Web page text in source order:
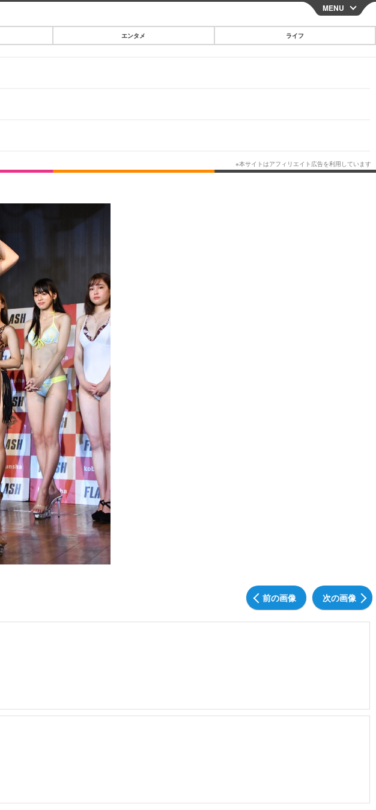
CLOSE
グルメ
MENU
エンタメ ライフ
前の画像 次の画像